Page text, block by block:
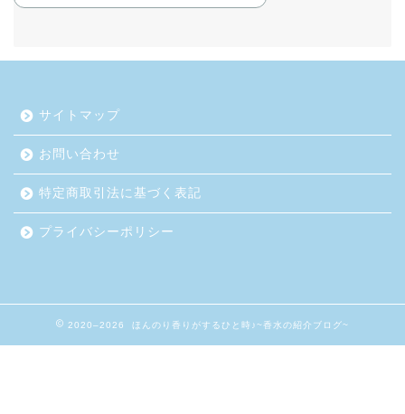
サイトマップ
お問い合わせ
特定商取引法に基づく表記
プライバシーポリシー
2020–2026 ほんのり香りがするひと時♪~香水の紹介ブログ~